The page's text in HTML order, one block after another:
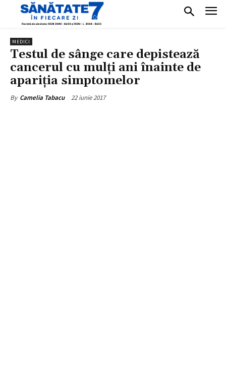
MEDICI
Testul de sânge care depistează
cancerul cu mulți ani înainte de
apariția simptomelor
By Camelia Tabacu 22 iunie 2017